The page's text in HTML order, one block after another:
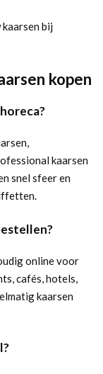
bij
kopen
kaarsen
snel sfeer en
online voor
cafés, hotels,
kaarsen